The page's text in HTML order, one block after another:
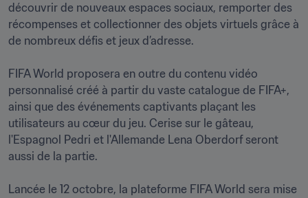
découvrir de nouveaux espaces sociaux, remporter des
récompenses et collectionner des objets virtuels grâce à
de nombreux défis et jeux d’adresse.
FIFA World proposera en outre du contenu vidéo
personnalisé créé à partir du vaste catalogue de FIFA+,
ainsi que des événements captivants plaçant les
utilisateurs au cœur du jeu. Cerise sur le gâteau,
l'Espagnol Pedri et l'Allemande Lena Oberdorf seront
aussi de la partie.
Lancée le 12 octobre, la plateforme FIFA World sera mise